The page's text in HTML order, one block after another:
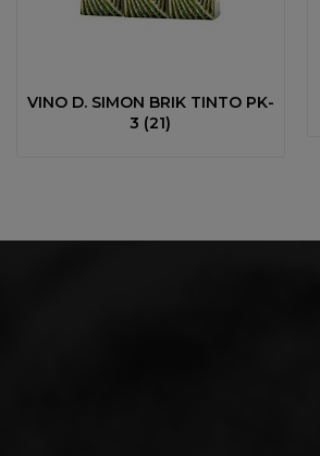
VINO D. SIMON BRIK TINTO PK-
3 (21)